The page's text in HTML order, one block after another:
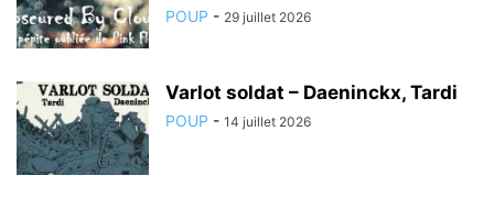
POUP - 29 juillet 2026
Varlot soldat – Daeninckx, Tardi
POUP - 14 juillet 2026